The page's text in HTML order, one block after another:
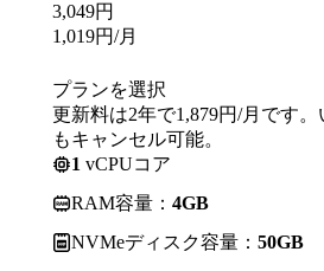
3,049円
1,019円/月
プランを選択
更新料は2年で1,879円/月です。
もキャンセル可能。
1 vCPUコア
RAM容量： 4GB
NVMeディスク容量： 50GB